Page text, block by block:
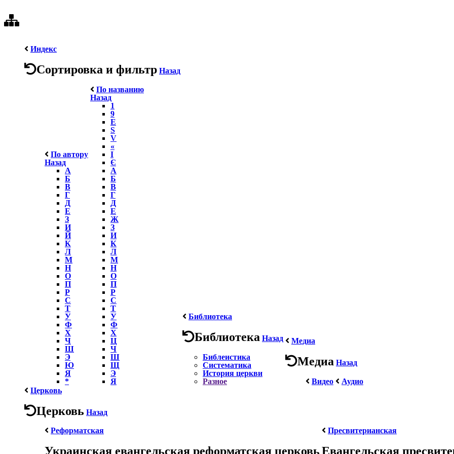
Индекс
Сортировка и фильтр Назад
По автору
Назад
А
Б
В
Г
Д
Е
З
И
Й
К
Л
М
Н
О
П
Р
С
Т
У
Ф
Х
Ч
Ш
Э
Ю
Я
*
По названию
Назад
1
9
E
S
V
«
І
Є
А
Б
В
Г
Д
Е
Ж
З
И
К
Л
М
Н
О
П
Р
С
Т
У
Ф
Х
Ц
Ч
Ш
Щ
Э
Я
Библиотека
Библиотека Назад
Библеистика
Систематика
История церкви
Разное
Медиа
Медиа Назад
Видео
Аудио
Церковь
Церковь Назад
Реформатская
Украинская евангельская реформатская церковь
Пресвитерианская
Евангельская